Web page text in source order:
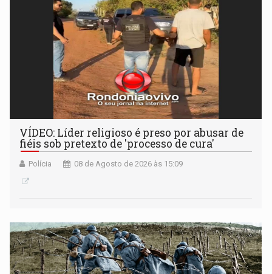
VÍDEO: Líder religioso é preso por abusar de
fiéis sob pretexto de 'processo de cura'
Polícia 08 de Agosto de 2026 às 15:09